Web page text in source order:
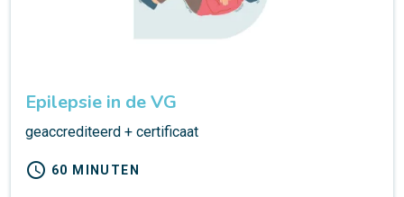
Epilepsie in de VG
geaccrediteerd + certificaat
schedule 60 MINUTEN